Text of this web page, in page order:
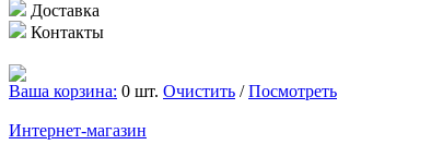
Доставка
Контакты
Ваша корзина: 0 шт. Очистить /Посмотреть
Интернет-магазин